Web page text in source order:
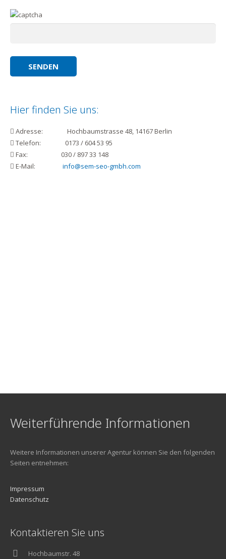
Hier finden Sie uns:
Adresse: Hochbaumstrasse 48, 14167 Berlin
Telefon: 0173 / 604 53 95
Fax: 030 / 897 33 148
E-Mail: info@sem-seo-gmbh.com
Weiterführende Informationen
Weitere Informationen unserer Agentur können Sie den folgenden
Seiten entnehmen:
Impressum
Datenschutz
Kontaktieren Sie uns
Hochbaumstr. 48